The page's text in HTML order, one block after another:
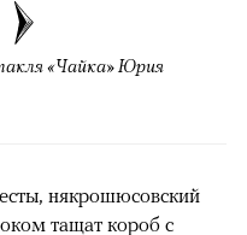
«Чайка» Юрия
някрошюсовский
тащат короб с